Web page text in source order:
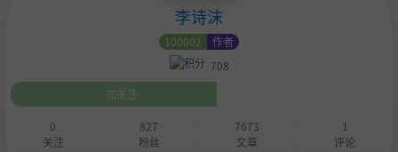
李诗沫
100002
作者
708
加关注
0
关注
827
粉丝
7673
文章
1
评论